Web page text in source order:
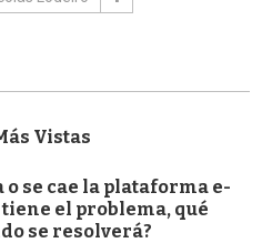
Vistas
o se cae la plataforma e-
tiene el problema, qué
se resolverá?